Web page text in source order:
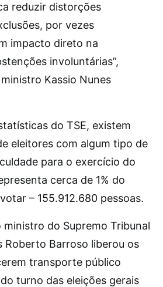
reduzir distorções
por vezes
impacto direto na
involuntárias”,
Kassio Nunes
do TSE, existem
eleitores com algum tipo de
para o exercício do
cerca de 1% do
– 155.912.680 pessoas.
ministro do Supremo Tribunal
Roberto Barroso liberou os
transporte público
turno das eleições gerais